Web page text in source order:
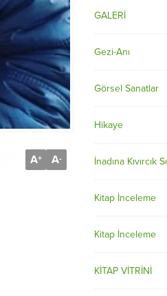
A+ A-
GALERİ
Gezi-Anı
Görsel Sanatlar
Hikaye
İnadına Kıvırcık
Kitap İnceleme
Kitap İnceleme
KİTAP VİTRİNİ